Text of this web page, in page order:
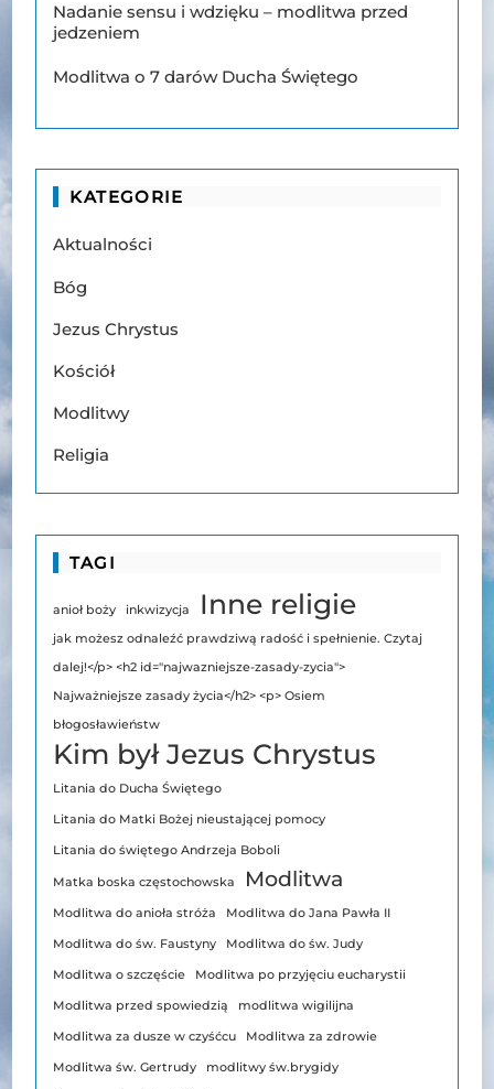
Nadanie sensu i wdzięku – modlitwa przed
jedzeniem
Modlitwa o 7 darów Ducha Świętego
KATEGORIE
Aktualności
Bóg
Jezus Chrystus
Kościół
Modlitwy
Religia
TAGI
anioł boży inkwizycja Inne religie
jak możesz odnaleźć prawdziwą radość i spełnienie. Czytaj
dalej!</p> <h2 id="najwazniejsze-zasady-zycia">
Najważniejsze zasady życia</h2> <p> Osiem
błogosławieństw
Kim był Jezus Chrystus
Litania do Ducha Świętego
Litania do Matki Bożej nieustającej pomocy
Litania do świętego Andrzeja Boboli
Matka boska częstochowska Modlitwa
Modlitwa do anioła stróża Modlitwa do Jana Pawła II
Modlitwa do św. Faustyny Modlitwa do św. Judy
Modlitwa o szczęście Modlitwa po przyjęciu eucharystii
Modlitwa przed spowiedzią modlitwa wigilijna
Modlitwa za dusze w czyśćcu Modlitwa za zdrowie
Modlitwa św. Gertrudy modlitwy św.brygidy